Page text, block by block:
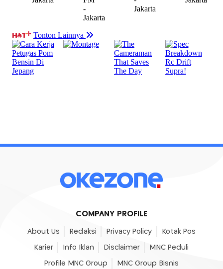
COMPANY PROFILE
About Us Redaksi Privacy Policy Kotak Pos
Karier Info Iklan Disclaimer MNC Peduli
Profile MNC Group MNC Group Bisnis